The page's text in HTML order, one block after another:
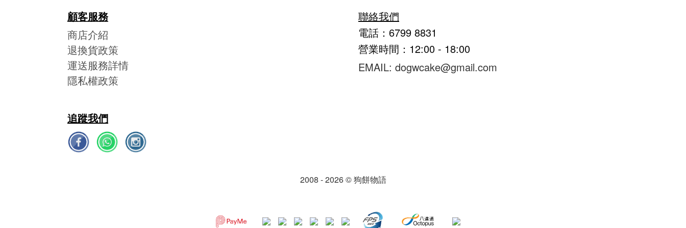
顧客服務
商店介紹
退換貨政策
運送服務詳情
隱私權政策
追蹤我們
聯絡我們
電話：6799 8831
營業時間：12:00 - 18:00
EMAIL: dogwcake@gmail.com
2008 - 2026 © 狗餅物語